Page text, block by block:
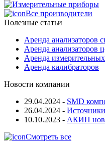
Все производители
Полезные статьи
Аренда анализаторов
Аренда анализаторов
Аренда
Аренда калибраторов
Новости компании
29.04.2024 - SMD
26.04.2024 -
10.10.2023 - АКИП
Смотреть все